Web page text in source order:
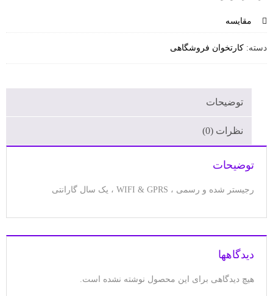
مقایسه
دسته: کارتخوان فروشگاهی
توضیحات
نظرات (0)
توضیحات
رجیستر شده و رسمی ، WIFI & GPRS ، یک سال گارانتی
دیدگاهها
هیچ دیدگاهی برای این محصول نوشته نشده است.